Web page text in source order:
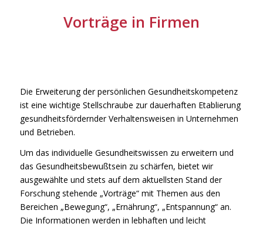
Vorträge in Firmen
Die Erweiterung der persönlichen Gesundheitskompetenz
ist eine wichtige Stellschraube zur dauerhaften Etablierung
gesundheitsfördernder Verhaltensweisen in Unternehmen
und Betrieben.
Um das individuelle Gesundheitswissen zu erweitern und
das Gesundheitsbewußtsein zu schärfen, bietet wir
ausgewählte und stets auf dem aktuellsten Stand der
Forschung stehende „Vorträge“ mit Themen aus den
Bereichen „Bewegung“, „Ernährung“, „Entspannung“ an.
Die Informationen werden in lebhaften und leicht